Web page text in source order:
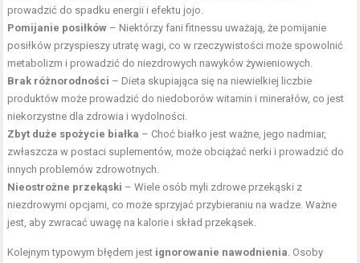
prowadzić do spadku energii i efektu jojo.
Pomijanie posiłków – Niektórzy fani fitnessu uważają, że pomijanie
posiłków przyspieszy utratę wagi, co w rzeczywistości może spowolnić
metabolizm i prowadzić do niezdrowych nawyków żywieniowych.
Brak różnorodności – Dieta skupiająca się na niewielkiej liczbie
produktów może prowadzić do niedoborów witamin i minerałów, co jest
niekorzystne dla zdrowia i wydolności.
Zbyt duże spożycie białka – Choć białko jest ważne, jego nadmiar,
zwłaszcza w postaci suplementów, może obciążać nerki i prowadzić do
innych problemów zdrowotnych.
Nieostrożne przekąski – Wiele osób myli zdrowe przekąski z
niezdrowymi opcjami, co może sprzyjać przybieraniu na wadze. Ważne
jest, aby zwracać uwagę na kalorie i skład przekąsek.
Kolejnym typowym błędem jest ignorowanie nawodnienia. Osoby